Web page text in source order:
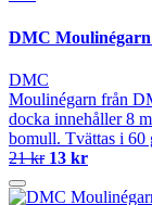
DMC Moulinégarn
DMC
Moulinégarn från
docka innehåller 8
bomull. Tvättas i 60
21 kr 13 kr